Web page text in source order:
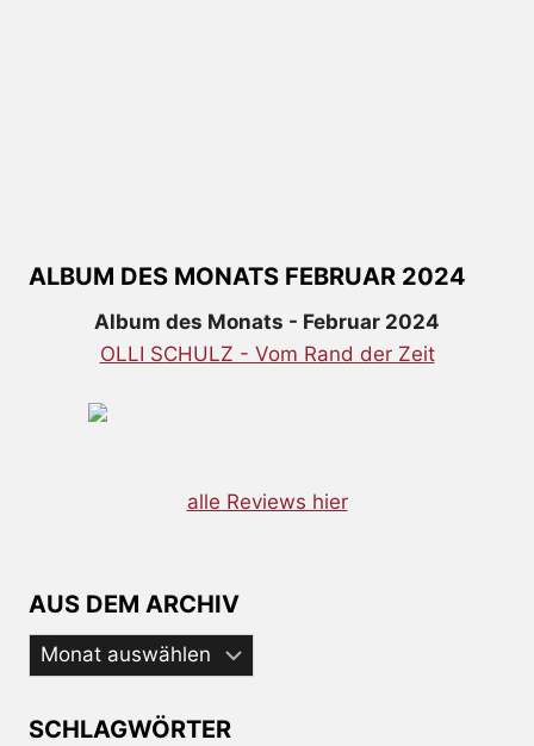
ALBUM DES MONATS FEBRUAR 2024
Album des Monats - Februar 2024
OLLI SCHULZ - Vom Rand der Zeit
alle Reviews hier
AUS DEM ARCHIV
Aus
dem
SCHLAGWÖRTER